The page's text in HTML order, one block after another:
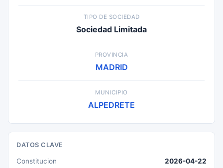
TIPO DE SOCIEDAD
Sociedad Limitada
PROVINCIA
MADRID
MUNICIPIO
ALPEDRETE
DATOS CLAVE
Constitucion
2026-04-22